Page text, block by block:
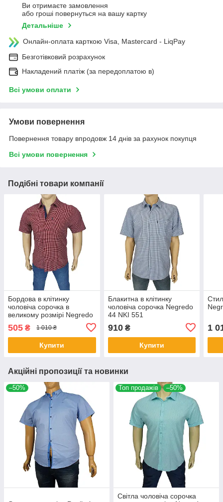
Ви отримаєте замовлення
або гроші повернуться на вашу картку
Детальніше
Онлайн-оплата карткою Visa, Mastercard - LiqPay
Безготівковий розрахунок
Накладений платіж (за передоплатою в)
Всі умови оплати
Умови повернення
Повернення товару впродовж 14 днів за рахунок покупця
Всі умови повернення
Подібні товари компанії
Бордова в клітинку
чоловіча сорочка в
великому розмірі Negredo
505 ₴ 1 010 ₴
Купити
Блакитна в клітинку
чоловіча сорочка Negredo
44 NKI 551
910₴
Купити
1
Акційні пропозиції та новинки
–50% Топ продажів –50%
Світла чоловіча сорочка